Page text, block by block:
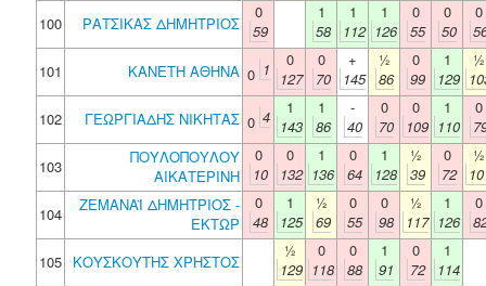
100 ΡΑΤΣΙΚΑΣ ΔΗΜΗΤΡΙΟΣ
0
59
1
58
1
112
1
126
0
55
0
50
0
101
ΚΑΝΕΤΗ ΑΘΗΝΑ 0 1
0
127
0
70
+
145
½
86
0
99
1
129
½
102
ΓΕΩΡΓΙΑΔΗΣ ΝΙΚΗΤΑΣ 0 4
1
143
1
86
-
40
0
70
0
109
1
110
0
103
ΠΟΥΛΟΠΟΥΛΟΥ
ΑΙΚΑΤΕΡΙΝΗ
0
10
0
132
1
136
0
64
1
128
½
39
0
72
½
104
ΖΕΜΑΝΑΪ ΔΗΜΗΤΡΙΟΣ -
ΕΚΤΩΡ
0
48
1
125
½
69
0
55
0
98
½
117
1
126
0
105 ΚΟΥΣΚΟΥΤΗΣ ΧΡΗΣΤΟΣ
½
129
0
118
0
88
1
91
0
72
1
114